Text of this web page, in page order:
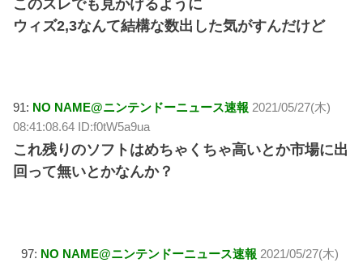
このスレでも見かけるように
ウィズ2,3なんて結構な数出した気がすんだけど
91: NO NAME@ニンテンドーニュース速報 2021/05/27(木)
08:41:08.64 ID:f0tW5a9ua
これ残りのソフトはめちゃくちゃ高いとか市場に出
回って無いとかなんか？
97: NO NAME@ニンテンドーニュース速報 2021/05/27(木)